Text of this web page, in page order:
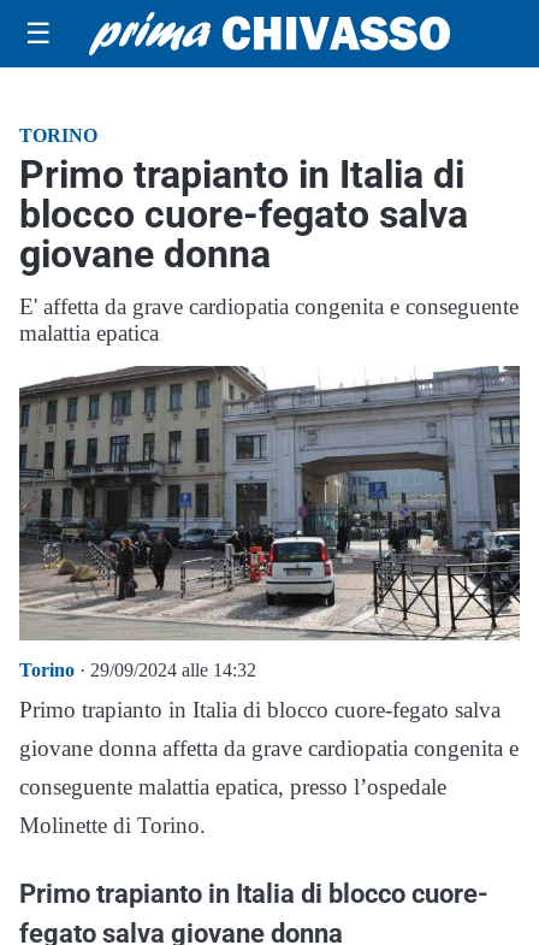
☰
TORINO
Primo trapianto in Italia di
blocco cuore-fegato salva
giovane donna
E' affetta da grave cardiopatia congenita e conseguente
malattia epatica
Torino · 29/09/2024 alle 14:32
Primo trapianto in Italia di blocco cuore-fegato salva
giovane donna affetta da grave cardiopatia congenita e
conseguente malattia epatica, presso l’ospedale
Molinette di Torino.
Primo trapianto in Italia di blocco cuore-
fegato salva giovane donna